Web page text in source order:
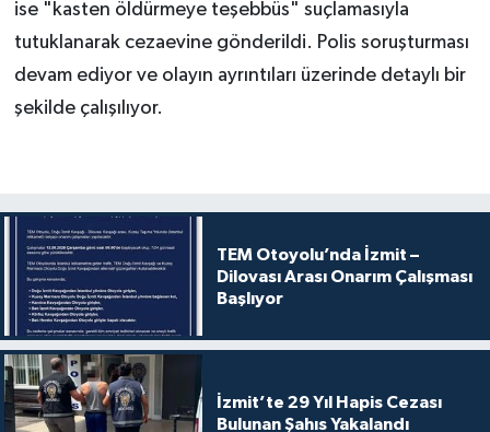
ise "kasten öldürmeye teşebbüs" suçlamasıyla
tutuklanarak cezaevine gönderildi. Polis soruşturması
devam ediyor ve olayın ayrıntıları üzerinde detaylı bir
şekilde çalışılıyor.
TEM Otoyolu’nda İzmit –
Dilovası Arası Onarım Çalışması
Başlıyor
İzmit’te 29 Yıl Hapis Cezası
Bulunan Şahıs Yakalandı